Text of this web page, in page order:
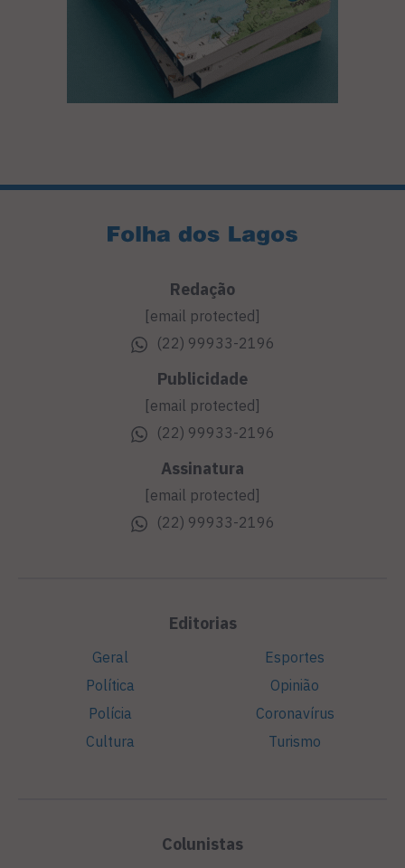
Redação
[email protected]
(22) 99933-2196
Publicidade
[email protected]
(22) 99933-2196
Assinatura
[email protected]
(22) 99933-2196
Editorias
Geral
Política
Polícia
Cultura
Esportes
Opinião
Coronavírus
Turismo
Colunistas